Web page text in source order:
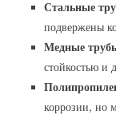
Стальные
подвержены
Медные
стойкостью и
коррозии‚ но